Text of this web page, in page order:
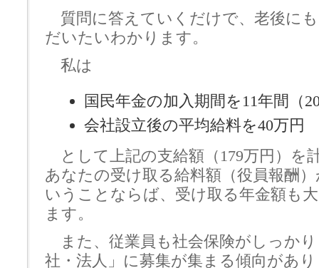
質問に答えていくだけで、老後に
だいたいわかります。
私は
国民年金の加入期間を11年間（
会社設立後の平均給料を40万円
として上記の支給額（179万円）を
あなたの受け取る給料額（役員報酬
いうことならば、受け取る年金額も
ます。
また、従業員も社会保険がしっか
社・法人」に募集が集まる傾向があ